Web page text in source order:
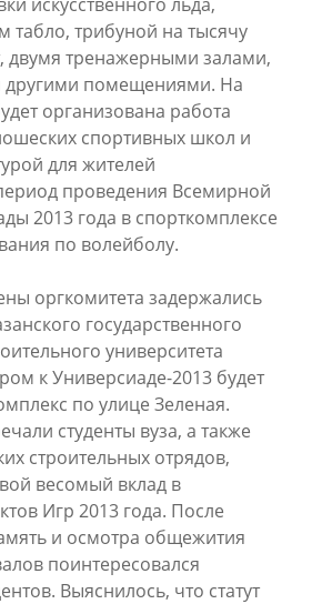
трибуной на тысячу
двумя тренажерными залами,
другими помещениями. На
организована работа
спортивных школ и
для жителей
проведения Всемирной
2013 года в спорткомплексе
по волейболу.
оргкомитета задержались
государственного
университета
к Универсиаде-2013 будет
по улице Зеленая.
студенты вуза, а также
строительных отрядов,
весомый вклад в
Игр 2013 года. После
и осмотра общежития
поинтересовался
Выяснилось, что статут